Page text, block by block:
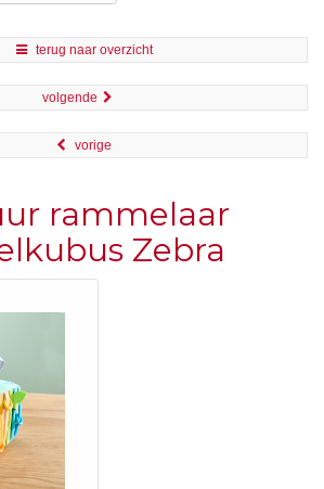
terug naar overzicht
volgende
vorige
rammelaar
Zebra